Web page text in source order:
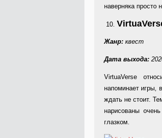
наверняка просто
Жанр: квест
Дата выхода:
VirtuaVerse
напоминает игры,
ждать не стоит.
нарисованы
глазком.